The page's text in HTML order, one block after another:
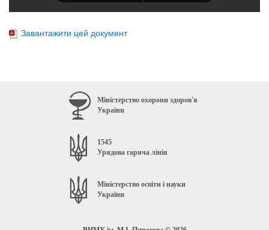
Завантажити цей документ
Міністерство охорони здоров'я
України
1545
Урядова гаряча лінія
Міністерство освіти і науки
України